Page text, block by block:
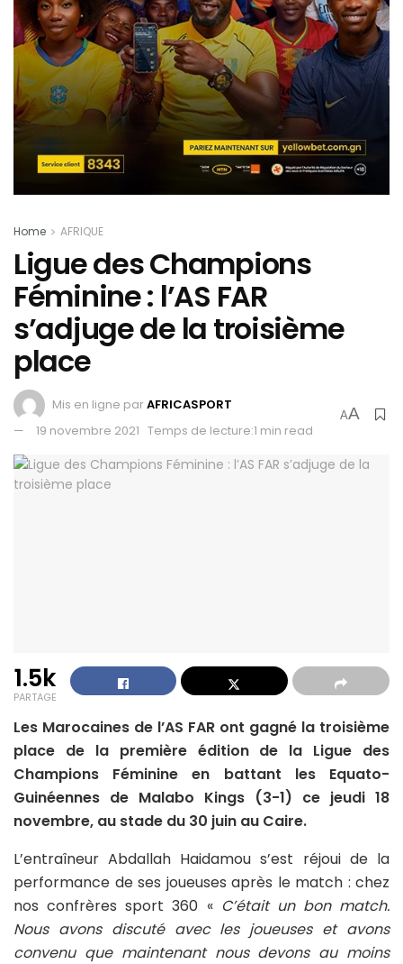
Home AFRIQUE
Ligue des Champions
Féminine : l’AS FAR
s’adjuge de la troisième
place
Mis en ligne parAFRICASPORT
19 novembre 2021 Temps de lecture:1 min read
AA
1.5k
PARTAGE
Les Marocaines de l’AS FAR ont gagné la troisième
place de la première édition de la Ligue des
Champions Féminine en battant les Equato-
Guinéennes de Malabo Kings (3-1) ce jeudi 18
novembre, au stade du 30 juin au Caire.
L’entraîneur Abdallah Haidamou s’est réjoui de la
performance de ses joueuses après le match : chez
nos confrères sport 360 « C’était un bon match.
Nous avons discuté avec les joueuses et avons
convenu que maintenant nous devons au moins